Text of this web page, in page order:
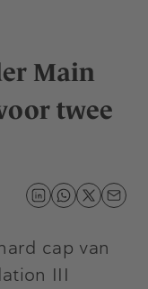
Main
twee
cap van
III